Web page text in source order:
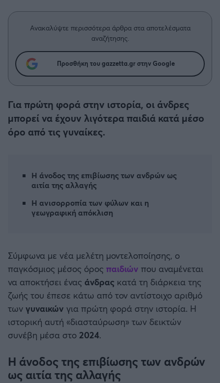
Άρης
ΟΦΗ
Ατρόμητος Αθηνών
Αστέρας Τρίπολης
Παναιτωλικός
Ηρακλής
Μπαρτσελόνα
Ρεάλ Μαδρίτης
Ατλέτικο Μαδρίτης
Μάντσεστερ Γιουνάιτεντ
Μια Ιστορία από την Πόλη
Ανακαλύψτε περισσότερα άρθρα στα αποτελέσματα
αναζήτησης.
Προσθήκη του gazzetta.gr στην Google
Για πρώτη φορά στην ιστορία, οι άνδρες
μπορεί να έχουν λιγότερα παιδιά κατά μέσο
όρο από τις γυναίκες.
Η άνοδος της επιβίωσης των ανδρών ως
αιτία της αλλαγής
Η ανισορροπία των φύλων και η
γεωγραφική απόκλιση
Σύμφωνα με νέα μελέτη μοντελοποίησης, ο
παγκόσμιος μέσος όρος παιδιών που αναμένεται
να αποκτήσει ένας άνδρας κατά τη διάρκεια της
ζωής του έπεσε κάτω από τον αντίστοιχο αριθμό
των γυναικών για πρώτη φορά στην ιστορία. Η
ιστορική αυτή «διασταύρωση» των δεικτών
συνέβη μέσα στο 2024.
Η άνοδος της επιβίωσης των ανδρών
ως αιτία της αλλαγής